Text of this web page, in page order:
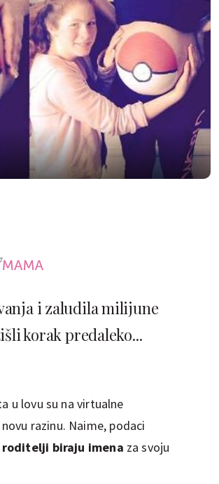
i zaludila milijune
korak predaleko...
u lovu su na virtualne
razinu. Naime, podaci
roditelji biraju imena za svoju